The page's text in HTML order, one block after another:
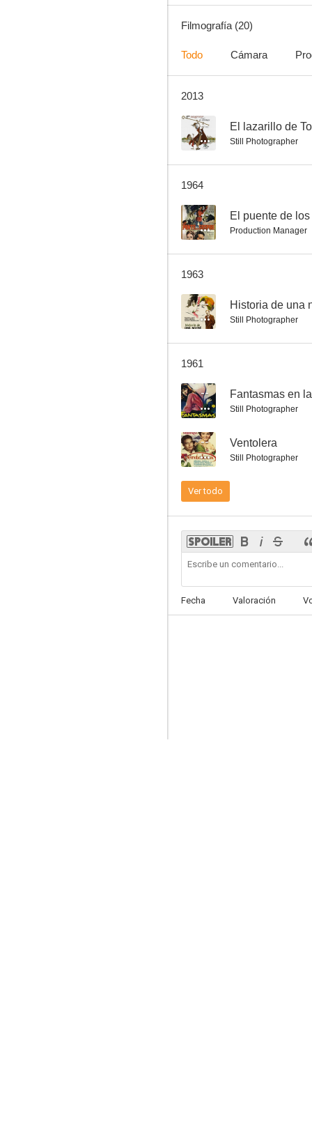
¡Aquí hay petróleo!
--
--
--
Filmografía (20)
Todo Cámara
2013
-- El lazarillo de
Still Photographer
1964
-- El puente de
Production Manager
1963
-- Historia de una
Still Photographer
1961
-- Fantasmas en
Still Photographer
-- Ventolera
Still Photographer
Ver todo
Fecha Valoración